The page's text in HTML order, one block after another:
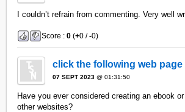
I couldn’t refrain from commenting. Very well
Score :0 (+0 /-0)
click the following web page
07 SEPT 2023 @ 01:31:50
Have you ever considered creating an ebook
other websites?